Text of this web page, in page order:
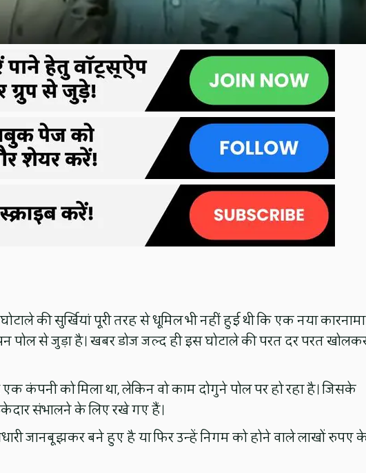
की सुर्खियां पूरी तरह से धूमिल भी नहीं हुई थी कि एक नया कारनामा
पोल से जुड़ा है। खबर डोज जल्द ही इस घोटाले की परत दर परत
कंपनी को मिला था, लेकिन वो काम दोगुने पोल पर हो रहा है। जिसके
संभालने के लिए रखे गए हैं।
जानबूझकर बने हुए है या फिर उन्हें निगम को होने वाले लाखों रुपए